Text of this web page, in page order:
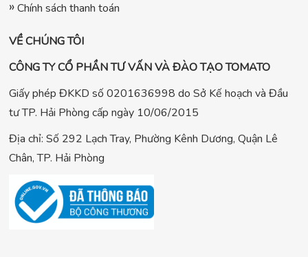
Chính sách thanh toán
VỀ CHÚNG TÔI
CÔNG TY CỔ PHẦN TƯ VẤN VÀ ĐÀO TẠO TOMATO
Giấy phép ĐKKD số 0201636998 do Sở Kế hoạch và Đầu
tư TP. Hải Phòng cấp ngày 10/06/2015
Địa chỉ: Số 292 Lạch Tray, Phường Kênh Dương, Quận Lê
Chân, TP. Hải Phòng